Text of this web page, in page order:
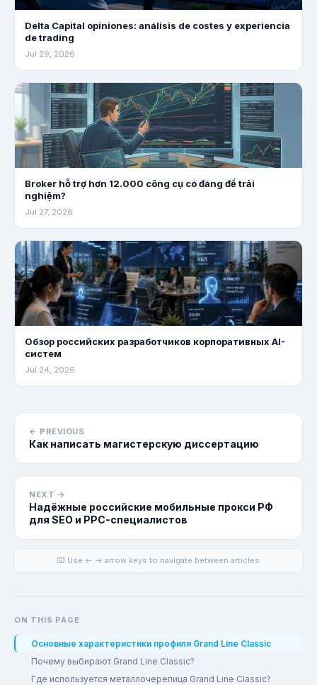
Delta Capital opiniones: análisis de costes y experiencia
de trading
Jul 29, 2026
Broker hỗ trợ hơn 12.000 công cụ có đáng để trải
nghiệm?
Jul 27, 2026
Обзор российских разработчиков корпоративных AI-
систем
Jul 24, 2026
← PREVIOUS
Как написать магистерскую диссертацию
NEXT →
Надёжные российские мобильные прокси РФ
для SEO и PPC-специалистов
⌨️ Use ← → arrow keys to navigate between articles
ON THIS PAGE
Основные характеристики профиля Grand Line Classic
Почему выбирают Grand Line Classic?
Где используется металлочерепица Grand Line Classic?